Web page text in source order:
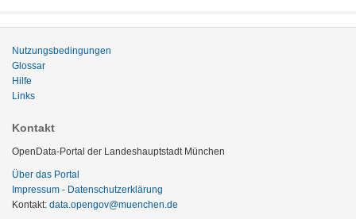
Nutzungsbedingungen
Glossar
Hilfe
Links
Kontakt
OpenData-Portal der Landeshauptstadt München
Über das Portal
Impressum - Datenschutzerklärung
Kontakt: data.opengov@muenchen.de